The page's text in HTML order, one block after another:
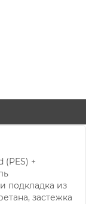
(PES) +
подкладка из
застежка